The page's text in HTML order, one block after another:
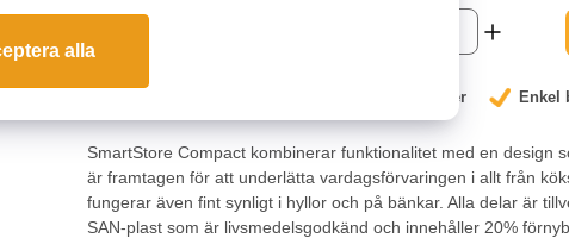
56.30 kr
Garanterat låga priser Enkel
SmartStore Compact kombinerar funktionalitet med en design
är framtagen för att underlätta vardagsförvaringen i allt från
fungerar även fint synligt i hyllor och på bänkar. Alla delar är
SAN-plast som är livsmedelsgodkänd och innehåller 20%
alla